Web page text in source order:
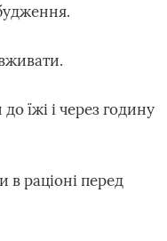
їжі і через годину
в раціоні перед